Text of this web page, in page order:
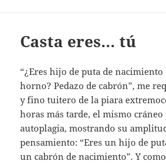
Casta eres… tú
“¿Eres hijo de puta de nacimiento
horno? Pedazo de cabrón”, me
y fino tuitero de la piara
horas más tarde, el mismo
autoplagia, mostrando su
pensamiento: “Eres un hijo de
un cabrón de nacimiento”. Y